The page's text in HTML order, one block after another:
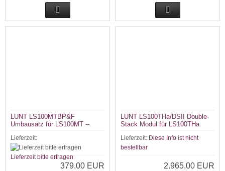
LUNT LS100MTBP&F
Umbausatz für LS100MT --
Lieferzeit:
Lieferzeit bitte erfragen
379,00 EUR
LUNT LS100THa/DSII Double-
Stack Modul für LS100THa
Lieferzeit: Diese Info ist nicht
bestellbar
2.965,00 EUR